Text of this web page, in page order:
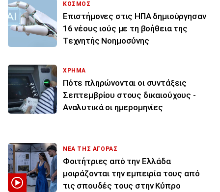
ΚΟΣΜΟΣ
Επιστήμονες στις ΗΠΑ δημιούργησαν
16 νέους ιούς με τη βοήθεια της
Τεχνητής Νοημοσύνης
ΧΡΗΜΑ
Πότε πληρώνονται οι συντάξεις
Σεπτεμβρίου στους δικαιούχους -
Αναλυτικά οι ημερομηνίες
ΝΕΑ ΤΗΣ ΑΓΟΡΑΣ
Φοιτήτριες από την Ελλάδα
μοιράζονται την εμπειρία τους από
τις σπουδές τους στην Κύπρο